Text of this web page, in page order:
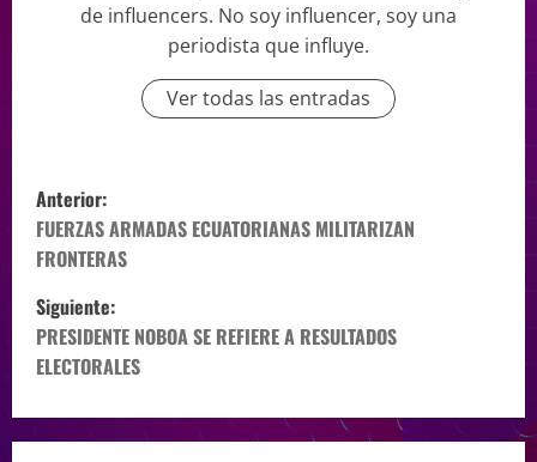
de influencers. No soy influencer, soy una
periodista que influye.
Ver todas las entradas
Anterior:
FUERZAS ARMADAS ECUATORIANAS MILITARIZAN
FRONTERAS
Siguiente:
PRESIDENTE NOBOA SE REFIERE A RESULTADOS
ELECTORALES